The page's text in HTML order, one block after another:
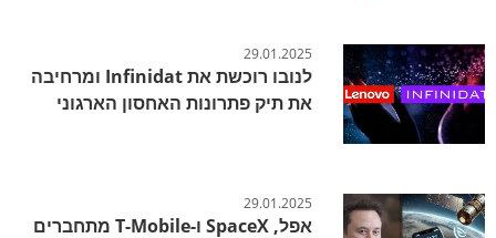
29.01.2025
לנובו רוכשת את Infinidat ומרחיבה
את תיק פתרונות האחסון הארגוני
29.01.2025
אפל, SpaceX ו-T-Mobile מתחברים